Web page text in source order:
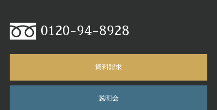
0120-94-8928
資料請求
説明会